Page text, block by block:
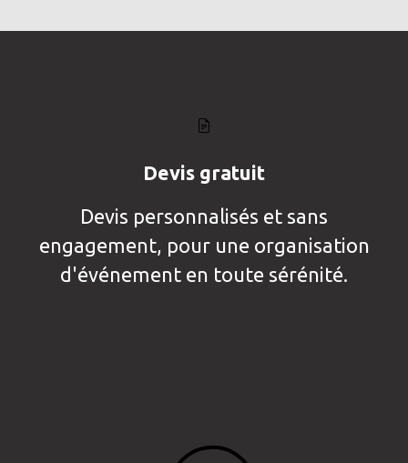
Devis gratuit
Devis personnalisés et sans
engagement, pour une organisation
d'événement en toute sérénité.